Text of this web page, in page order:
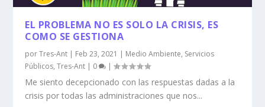
EL PROBLEMA NO ES SOLO LA CRISIS, ES
COMO SE GESTIONA
porTres-Ant | Feb 23, 2021 | Medio Ambiente, Servicios
Públicos,Tres-Ant | 0 |
Me siento decepcionado con las respuestas dadas a la
crisis por todas las administraciones que nos...